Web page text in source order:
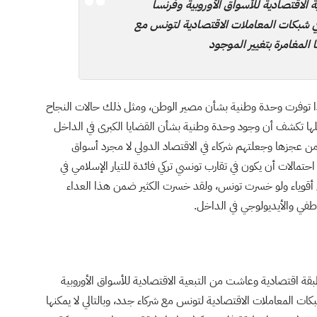
للأسواق الأوروبية وفرنسا
شبكات المعاملات الاقتصادية لتونس مع
المغامرة بتغيير الموجود
إذا توفرت وحدة وطنية بشأن مصير الوطن، ومثل ذلك حالات النجاح
تكشف أن وجود وحدة وطنية بشأن القضايا الكبرى في الداخل
وجعلتهم شركاء في الاقتصاد الدولي لا مجرد أسواق
أن يكون في تقارب تونسي تركي فائدة للتيار الإسلامي في
ولو خسرت تونس، ولقد خسرت الكثير ضمن هذا العداء
والأيديولوجي في الداخل.
اقتصادية وعاشت من التبعية الاقتصادية للأسواق الأوروبية
المعاملات الاقتصادية لتونس مع شركاء جدد، وبالتالي لا يمكنها